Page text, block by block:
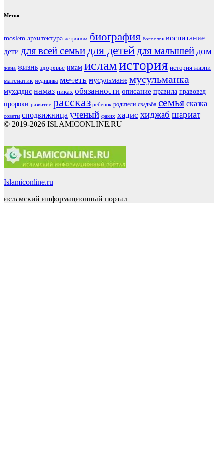
Метки
moslem архитектура астроном биография богослов воспитание
дети для всей семьи для детей для малышей дом
жена жизнь здоровье имам исламистория история жизни
математик медицина мечеть мусульмане мусульманка
мухаддис намаз никах обязанности описание правила правовед
пророки развитие рассказ ребенок родители свадьба семья сказка
советы сподвижница ученый факих хадис хиджаб шариат
© 2019-2026 ISLAMICONLINE.RU
Islamiconline.ru
исламский информационный портал